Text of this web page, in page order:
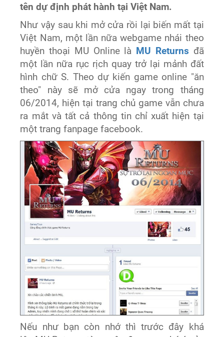
tên dự định phát hành tại Việt Nam.
Như vậy sau khi mở cửa rồi lại biến mất tại
Việt Nam, một lần nữa webgame nhái theo
huyền thoại MU Online là MU Returns đã
một lần nữa rục rịch quay trở lại mảnh đất
hình chữ S. Theo dự kiến game online "ăn
theo" này sẽ mở cửa ngay trong tháng
06/2014, hiện tại trang chủ game vẫn chưa
ra mắt và tất cả thông tin chỉ xuất hiện tại
một trang fanpage facebook.
Nếu như bạn còn nhớ thì trước đây khá